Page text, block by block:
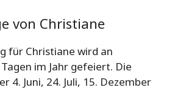
von Christiane
für Christiane wird an
im Jahr gefeiert. Die
4. Juni, 24. Juli, 15. Dezember